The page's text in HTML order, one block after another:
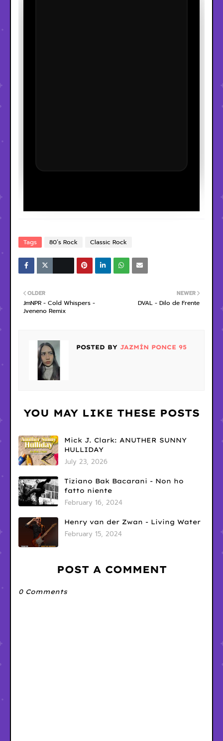
Tags 80´s Rock Classic Rock
NEWER
DVAL - Dilo de Frente
OLDER
JmNPR - Cold Whispers -
Jveneno Remix
POSTED BY JAZMÍN PONCE 95
YOU MAY LIKE THESE POSTS
Mick J. Clark: ANUTHER SUNNY
HULLIDAY
July 23, 2026
Tiziano Bak Bacarani - Non ho
fatto niente
February 16, 2024
Henry van der Zwan - Living Water
February 15, 2024
POST A COMMENT
0 Comments